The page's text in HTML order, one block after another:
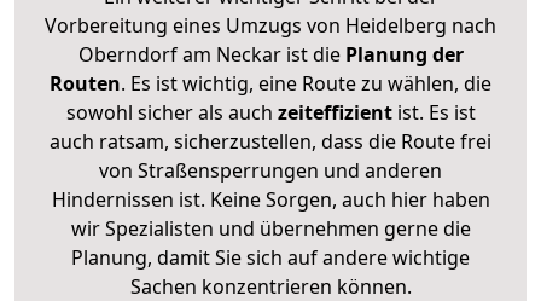
Vorbereitung eines Umzugs von Heidelberg nach
Oberndorf am Neckar ist diePlanung der
Routen. Es ist wichtig, eine Route zu wählen, die
sowohl sicher als auch zeiteffizientist. Es ist
auch ratsam, sicherzustellen, dass die Route frei
von Straßensperrungen und anderen
Hindernissen ist. Keine Sorgen, auch hier haben
wir Spezialisten und übernehmen gerne die
Planung, damit Sie sich auf andere wichtige
Sachen konzentrieren können.